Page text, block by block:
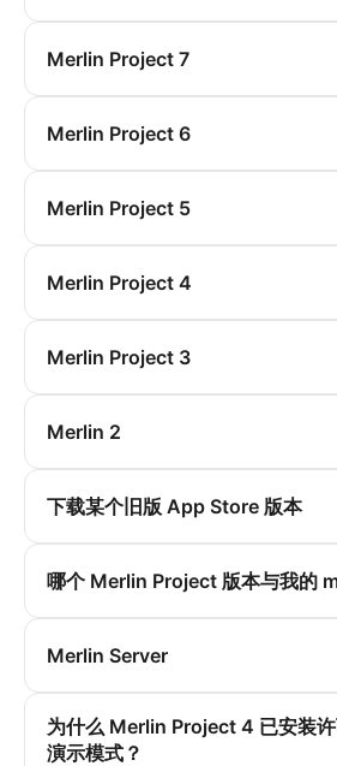
Merlin Project 7
Merlin Project 6
Merlin Project 5
Merlin Project 4
Merlin Project 3
Merlin 2
下载某个旧版 App Store 版本
哪个 Merlin Project 版本与我的
Merlin Server
为什么 Merlin Project 4 已安装
演示模式？